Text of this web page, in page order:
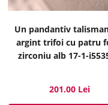
Un pandantiv
argint trifoi cu patru
zirconiu alb 17-1-
201.00 Lei